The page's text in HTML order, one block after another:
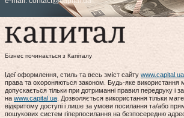
Бізнес починається з Капіталу
Ідеї оформлення, стиль та весь зміст сайту www.capital.ua
права та охороняються законом. Будь-яке використання
допускається тільки при дотриманні правил передруку і
на www.capital.ua . Дозволяється використання тільки
відкритому доступі і лише за умови посилання та/або
пошукових систем гіперпосилання на безпосередню